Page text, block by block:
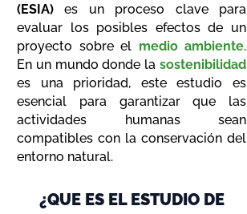
(ESIA) es un proceso clave para
evaluar los posibles efectos de un
proyecto sobre el medio ambiente.
En un mundo donde la sostenibilidad
es una prioridad, este estudio es
esencial para garantizar que las
actividades humanas sean
compatibles con la conservación del
entorno natural.
¿QUE ES EL ESTUDIO DE